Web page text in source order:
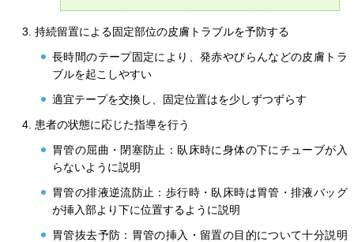
持続留置による固定部位の皮膚トラブルを予防する
長時間のテープ固定により、発赤やびらんなどの皮膚トラ
ブルを起こしやすい
適宜テープを交換し、固定位置はを少しずつずらす
患者の状態に応じた指導を行う
胃管の屈曲・閉塞防止：臥床時に身体の下にチューブが入
らないように説明
胃管の排液逆流防止：歩行時・臥床時は胃管・排液バッグ
が挿入部より下に位置するように説明
胃管抜去予防：胃管の挿入・留置の目的について十分説明